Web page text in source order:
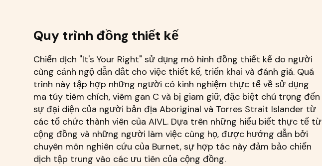
Quy trình đồng thiết kế
Chiến dịch "It's Your Right" sử dụng mô hình đồng thiết kế do người
cùng cảnh ngộ dẫn dắt cho việc thiết kế, triển khai và đánh giá. Quá
trình này tập hợp những người có kinh nghiệm thực tế về sử dụng
ma túy tiêm chích, viêm gan C và bị giam giữ, đặc biệt chú trọng đến
sự đại diện của người bản địa Aboriginal và Torres Strait Islander từ
các tổ chức thành viên của AIVL. Dựa trên những hiểu biết thực tế từ
cộng đồng và những người làm việc cùng họ, được hướng dẫn bởi
chuyên môn nghiên cứu của Burnet, sự hợp tác này đảm bảo chiến
dịch tập trung vào các ưu tiên của cộng đồng.